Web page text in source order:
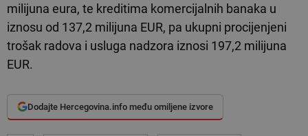
milijuna eura, te kreditima komercijalnih banaka u
iznosu od 137,2 milijuna EUR, pa ukupni procijenjeni
trošak radova i usluga nadzora iznosi 197,2 milijuna
EUR.
Dodajte Hercegovina.info među omiljene izvore